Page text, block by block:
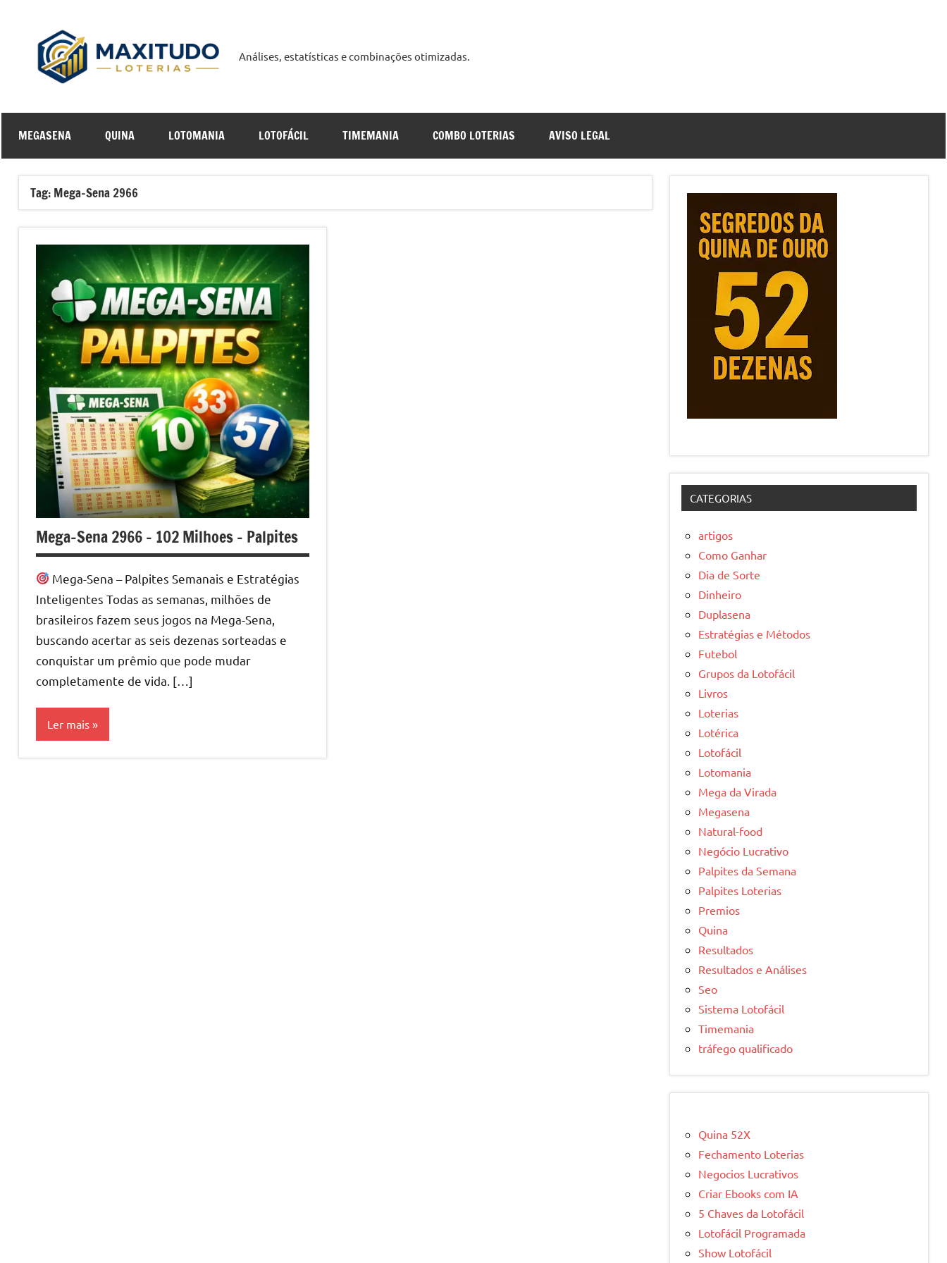
conteúdo
Maxitudo
Cursos
Online
Análises, estatísticas e combinações otimizadas.
MEGASENA QUINA LOTOMANIA LOTOFÁCIL TIMEMANIA COMBO LOTERIAS AVISO LEGAL
Tag: Mega-Sena 2966
Mega-Sena 2966 – 102 Milhoes – Palpites
Mega-Sena – Palpites Semanais e Estratégias
Inteligentes Todas as semanas, milhões de
brasileiros fazem seus jogos na Mega-Sena,
buscando acertar as seis dezenas sorteadas e
conquistar um prêmio que pode mudar
completamente de vida. […]
Ler mais
CATEGORIAS
artigos
Como Ganhar
Dia de Sorte
Dinheiro
Duplasena
Estratégias e Métodos
Futebol
Grupos da Lotofácil
Livros
Loterias
Lotérica
Lotofácil
Lotomania
Mega da Virada
Megasena
Natural-food
Negócio Lucrativo
Palpites da Semana
Palpites Loterias
Premios
Quina
Resultados
Resultados e Análises
Seo
Sistema Lotofácil
Timemania
tráfego qualificado
Quina 52X
Fechamento Loterias
Negocios Lucrativos
Criar Ebooks com IA
5 Chaves da Lotofácil
Lotofácil Programada
Show Lotofácil